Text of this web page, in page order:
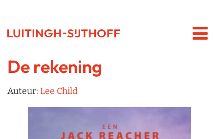
De rekening
Auteur: Lee Child